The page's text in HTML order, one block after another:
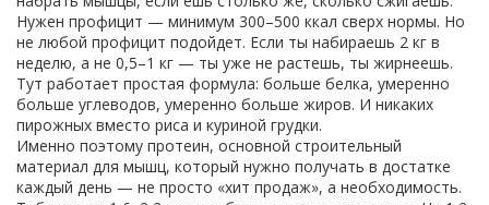
Нужен профицит — минимум 300–500 ккал сверх нормы. Но
не любой профицит подойдет. Если ты набираешь 2 кг в
неделю, а не 0,5–1 кг — ты уже не растешь, ты жирнеешь.
Тут работает простая формула: больше белка, умеренно
больше углеводов, умеренно больше жиров. И никаких
пирожных вместо риса и куриной грудки.
Именно поэтому протеин, основной строительный
материал для мышц, который нужно получать в достатке
каждый день — не просто «хит продаж», а необходимость.